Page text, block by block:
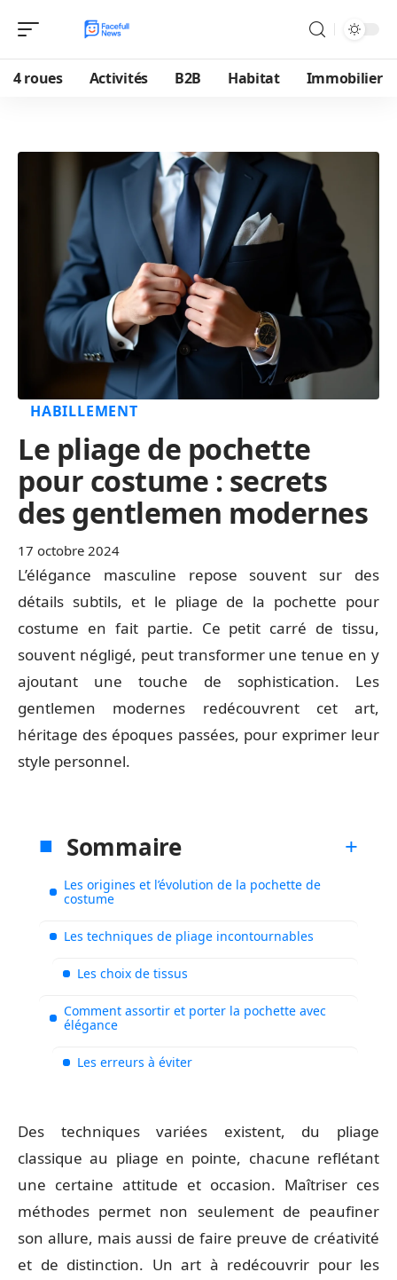
4 roues Activités B2B Habitat Immobilier
HABILLEMENT
Le pliage de pochette
pour costume : secrets
des gentlemen modernes
17 octobre 2024
L’élégance masculine repose souvent sur des
détails subtils, et le pliage de la pochette pour
costume en fait partie. Ce petit carré de tissu,
souvent négligé, peut transformer une tenue en y
ajoutant une touche de sophistication. Les
gentlemen modernes redécouvrent cet art,
héritage des époques passées, pour exprimer leur
style personnel.
Sommaire
Les origines et l’évolution de la pochette de
costume
Les techniques de pliage incontournables
Les choix de tissus
Comment assortir et porter la pochette avec
élégance
Les erreurs à éviter
Des techniques variées existent, du pliage
classique au pliage en pointe, chacune reflétant
une certaine attitude et occasion. Maîtriser ces
méthodes permet non seulement de peaufiner
son allure, mais aussi de faire preuve de créativité
et de distinction. Un art à redécouvrir pour les